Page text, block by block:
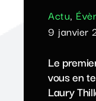
Actu,
9 janvier
Le
vous en
Laury